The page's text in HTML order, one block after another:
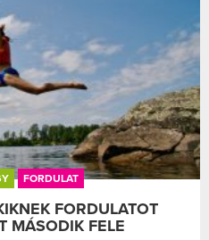
FORDULAT
FORDULATOT
MÁSODIK FELE